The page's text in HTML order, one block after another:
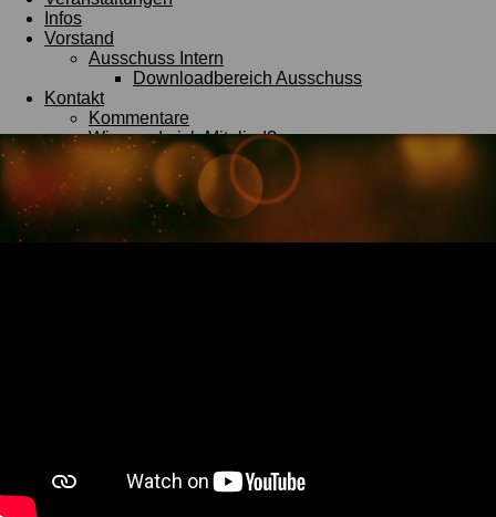
Infos
Vorstand
Ausschuss Intern
Downloadbereich Ausschuss
Kontakt
Kommentare
Wie werde ich Mitglied?
2025 Gastkonzert in Unterbaldingen